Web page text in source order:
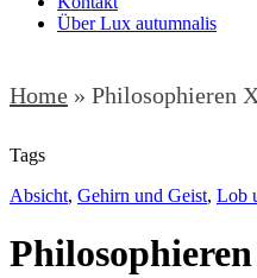
Über Lux autumnalis
Home » Philosophieren
Tags
Absicht, Gehirn und Geist, Lob